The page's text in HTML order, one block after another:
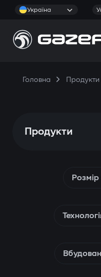
Україна
Головна Продукти
Продукти